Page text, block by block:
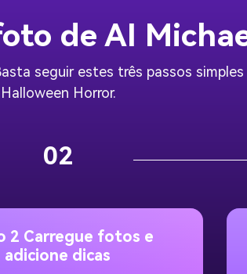
de AI
seguir estes três passos
Halloween Horror.
02
2 Carregue fotos e
adicione dicas